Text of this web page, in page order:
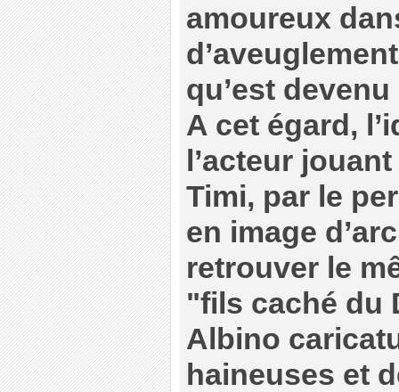
amoureux
qu’est
A cet égard,
l’acteur
Timi, par le
en image
retrouver le
"fils caché du
Albino
haineuses et